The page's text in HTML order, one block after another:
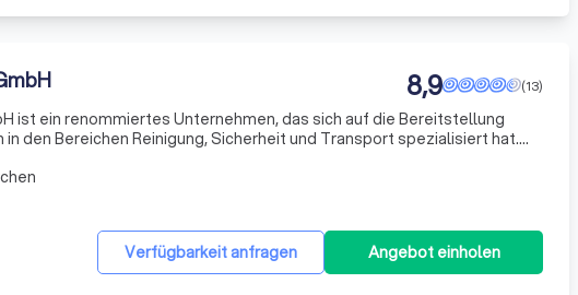
(13)
8,9
ist ein renommiertes Unternehmen, das sich auf die Bereitstellung
den Bereichen Reinigung, Sicherheit und Transport spezialisiert hat.
Verfügbarkeit anfragen Angebot einholen